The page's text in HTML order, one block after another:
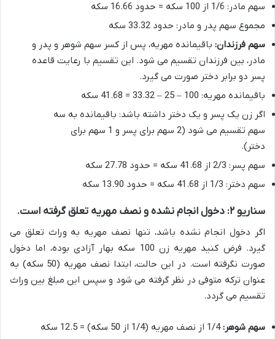
سهم مادر: 1/6 از 100 سکه = حدود 16.66 سکه
مجموع سهم پدر و مادر: حدود 33.32 سکه
سهم فرزندان: باقیمانده مهریه، پس از کسر سهم شوهر و پدر و
مادر، بین فرزندان تقسیم می شود. این تقسیم با رعایت قاعده
پسر دو برابر دختر صورت می گیرد.
باقیمانده مهریه: 100 – 25 – 33.32 = 41.68 سکه
اگر زن یک پسر و یک دختر داشته باشد: باقیمانده به سه
سهم تقسیم می شود (2 سهم برای پسر و 1 سهم برای
دختر).
سهم پسر: 2/3 از 41.68 سکه = حدود 27.78 سکه
سهم دختر: 1/3 از 41.68 سکه = حدود 13.90 سکه
سناریو ۲: دخول انجام نشده و نصف مهریه تعلق گرفته است.
اگر دخول انجام نشده باشد، تنها نصف مهریه به وراث تعلق می
گیرد. فرض کنید مهریه زن 100 سکه بهار آزادی بوده، اما دخول
صورت نگرفته است. در این حالت، ابتدا نصف مهریه (50 سکه) به
عنوان ترکه متوفی در نظر گرفته می شود و سپس این مبلغ بین وراث
تقسیم می گردد.
سهم شوهر:1/4 از نصف مهریه (1/4 از 50 سکه) = 12.5 سکه